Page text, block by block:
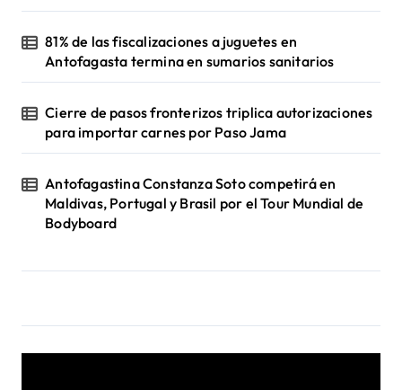
81% de las fiscalizaciones a juguetes en
Antofagasta termina en sumarios sanitarios
Cierre de pasos fronterizos triplica autorizaciones
para importar carnes por Paso Jama
Antofagastina Constanza Soto competirá en
Maldivas, Portugal y Brasil por el Tour Mundial de
Bodyboard